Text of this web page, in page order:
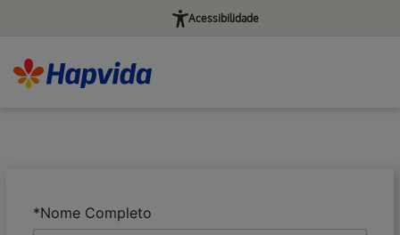
Acessibilidade
*Nome CompletoObrigatório